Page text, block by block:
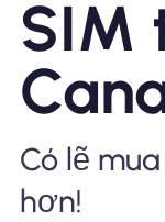
Giới thiệu về
Tại sao eSIM
SIM
Có lẽ
hơn!